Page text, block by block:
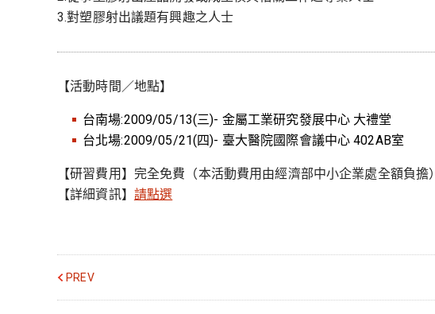
3.對塑膠射出議題有興趣之人士
【活動時間／地點】
台南場:2009/05/13(三)- 金屬工業研究發展中心 大禮堂
台北場:2009/05/21(四)- 臺大醫院國際會議中心 402AB室
【研習費用】完全免費（本活動費用由經濟部中小企業處全額負擔）
【詳細資訊】 請點選
PREV